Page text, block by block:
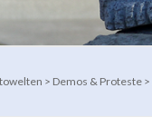
> Demos & Proteste >